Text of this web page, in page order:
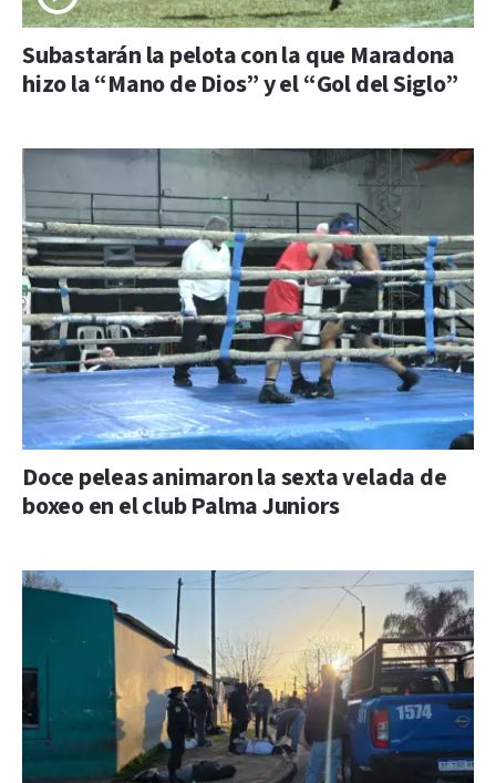
Subastarán la pelota con la que Maradona
hizo la “Mano de Dios” y el “Gol del Siglo”
Doce peleas animaron la sexta velada de
boxeo en el club Palma Juniors